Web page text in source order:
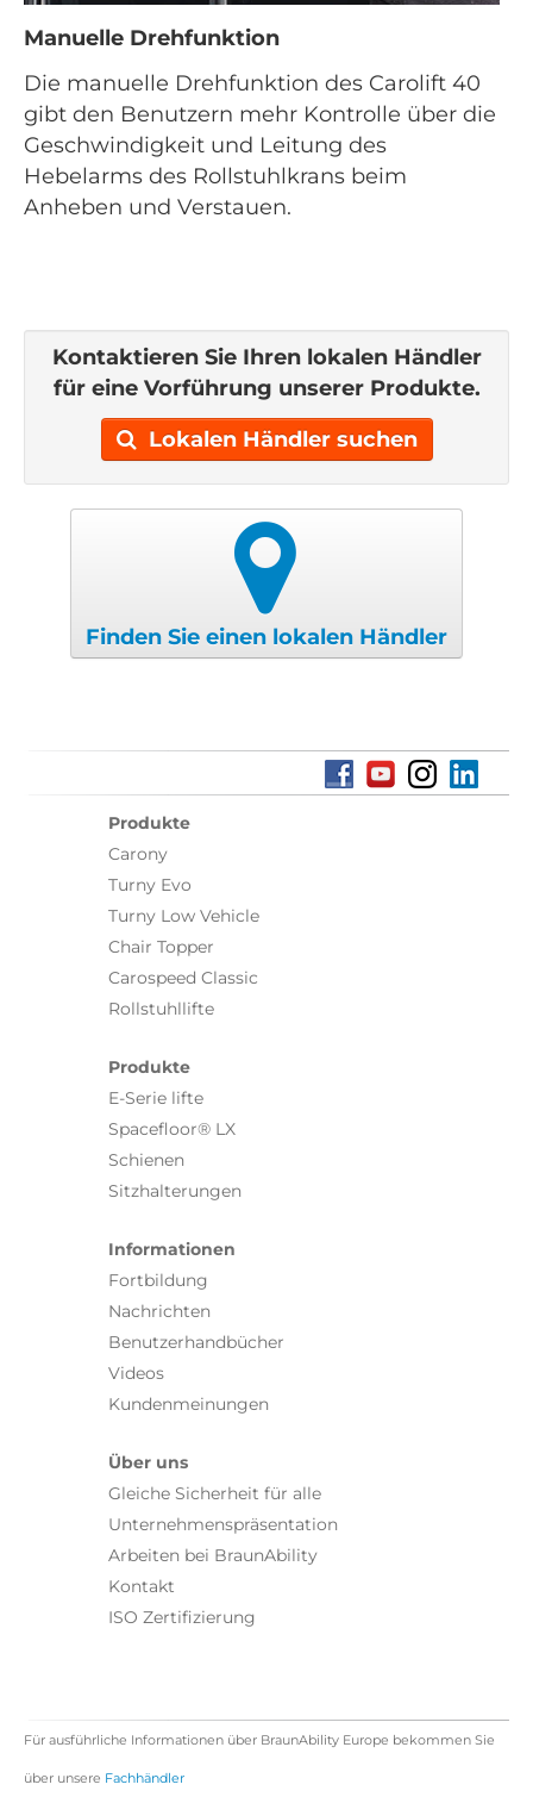
Manuelle Drehfunktion
Die manuelle Drehfunktion des Carolift 40
gibt den Benutzern mehr Kontrolle über die
Geschwindigkeit und Leitung des
Hebelarms des Rollstuhlkrans beim
Anheben und Verstauen.
Kontaktieren Sie Ihren lokalen Händler
für eine Vorführung unserer Produkte.
Lokalen Händler suchen
Finden Sie einen lokalen Händler
Produkte
Carony
Turny Evo
Turny Low Vehicle
Chair Topper
Carospeed Classic
Rollstuhllifte
Produkte
E-Serie lifte
Spacefloor® LX
Schienen
Sitzhalterungen
Informationen
Fortbildung
Nachrichten
Benutzerhandbücher
Videos
Kundenmeinungen
Über uns
Gleiche Sicherheit für alle
Unternehmenspräsentation
Arbeiten bei BraunAbility
Kontakt
ISO Zertifizierung
Für ausführliche Informationen über BraunAbility Europe bekommen Sie
über unsere Fachhändler